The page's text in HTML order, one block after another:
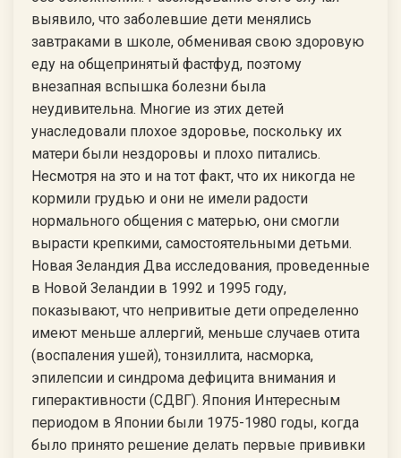
выявило, что заболевшие дети менялись
завтраками в школе, обменивая свою здоровую
еду на общепринятый фастфуд, поэтому
внезапная вспышка болезни была
неудивительна. Многие из этих детей
унаследовали плохое здоровье, поскольку их
матери были нездоровы и плохо питались.
Несмотря на это и на тот факт, что их никогда не
кормили грудью и они не имели радости
нормального общения с матерью, они смогли
вырасти крепкими, самостоятельными детьми.
Новая Зеландия Два исследования, проведенные
в Новой Зеландии в 1992 и 1995 году,
показывают, что непривитые дети определенно
имеют меньше аллергий, меньше случаев отита
(воспаления ушей), тонзиллита, насморка,
эпилепсии и синдрома дефицита внимания и
гиперактивности (СДВГ). Япония Интересным
периодом в Японии были 1975-1980 годы, когда
было принято решение делать первые прививки